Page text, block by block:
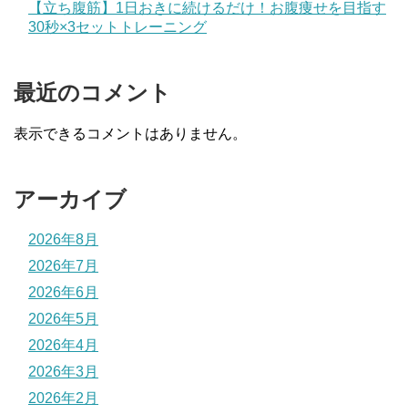
【立ち腹筋】1日おきに続けるだけ！お腹痩せを目指す
30秒×3セットトレーニング
最近のコメント
表示できるコメントはありません。
アーカイブ
2026年8月
2026年7月
2026年6月
2026年5月
2026年4月
2026年3月
2026年2月